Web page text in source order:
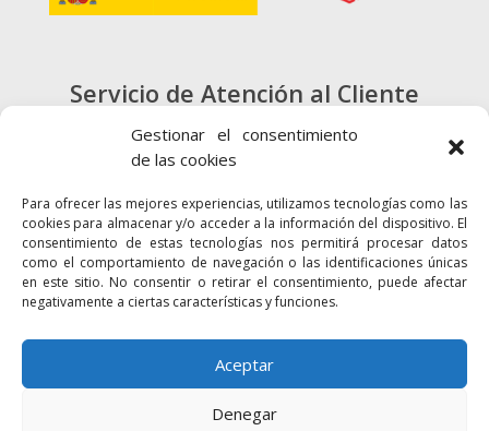
Gestionar el consentimiento
de las cookies
Para ofrecer las mejores experiencias, utilizamos tecnologías como las
cookies para almacenar y/o acceder a la información del dispositivo. El
consentimiento de estas tecnologías nos permitirá procesar datos
como el comportamiento de navegación o las identificaciones únicas
en este sitio. No consentir o retirar el consentimiento, puede afectar
negativamente a ciertas características y funciones.
Aceptar
Denegar
Servicio de Atención al Cliente
900 720 415
CONTACTO
Enlaces Accesibilidad Mapa Web